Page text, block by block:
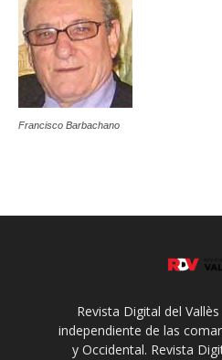
Francisco Barbachano
Revista Digital del
independiente de las
y Occidental. Revista